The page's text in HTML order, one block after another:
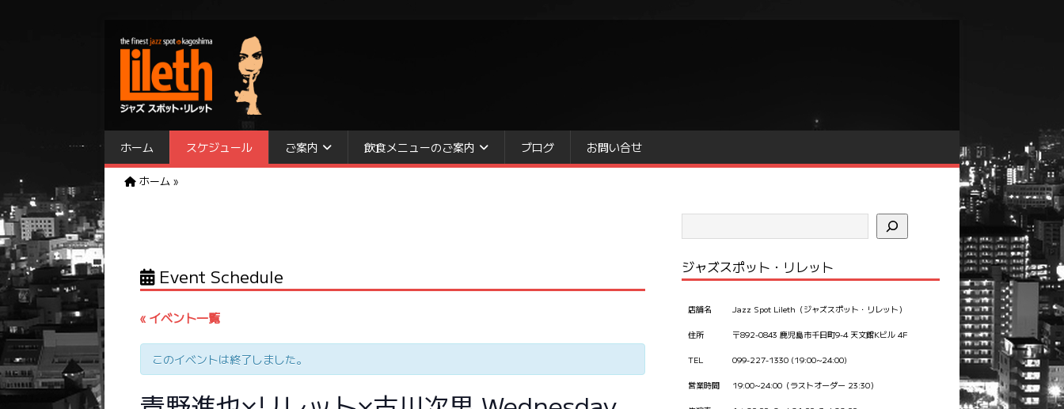
ホーム スケジュール ご案内 飲食メニューのご案内 ブログ お問い合せ
ホーム »
Event Schedule
« イベント一覧
このイベントは終了しました。
ジャズスポット・リレット
店舗名 Jazz Spot Lileth（ジャズスポット・リレット）
住所 〒892-0843 鹿児島市千日町9-4 天文館Kビル 4F
TEL 099-227-1330 (19:00~24:00)
営業時間 19:00~24:00（ラストオーダー 23:30）